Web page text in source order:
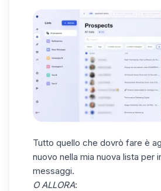
Tutto quello che dovrò fare è
nuovo nella mia nuova lista per
messaggi.
O ALLORA: